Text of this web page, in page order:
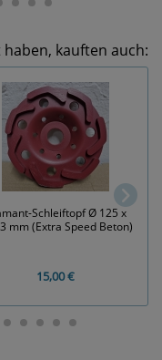
kauften auch:
Schleiftopf Ø 125 x
mm (Extra Speed Beton)
15,00 €